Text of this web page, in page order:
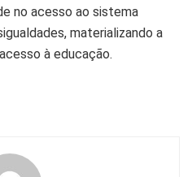
no acesso ao sistema
materializando a
à educação.